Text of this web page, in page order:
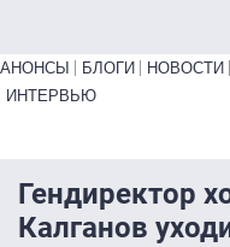
Primary links bottom
АНОНСЫ БЛОГИ НОВОСТИ
ИНТЕРВЬЮ
Гендиректор
Калганов